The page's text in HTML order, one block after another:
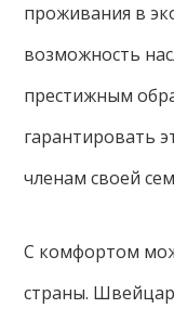
проживания в
возможность
престижным
гарантировать
членам своей
С комфортом
страны.